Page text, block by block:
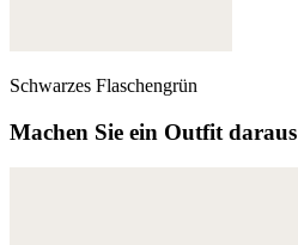
Schwarzes Flaschengrün
Machen Sie ein Outfit daraus